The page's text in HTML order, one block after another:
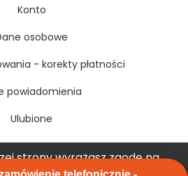
strony wyrażasz zgodę na
konto
dane osobowe
- korekty płatności
powiadomienia
ulubione